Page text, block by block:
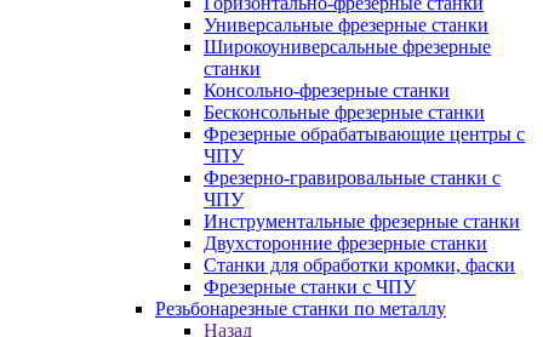
Универсальные фрезерные станки
Широкоуниверсальные фрезерные
станки
Консольно-фрезерные станки
Бесконсольные фрезерные станки
Фрезерные обрабатывающие центры с
ЧПУ
Фрезерно-гравировальные станки с
ЧПУ
Инструментальные фрезерные станки
Двухсторонние фрезерные станки
Станки для обработки кромки, фаски
Фрезерные станки с ЧПУ
Резьбонарезные станки по металлу
Назад